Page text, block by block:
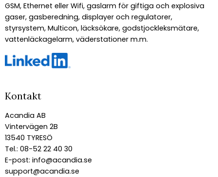
GSM, Ethernet eller Wifi, gaslarm för giftiga och explosiva
gaser, gasberedning, displayer och regulatorer,
styrsystem, Multicon, läcksökare, godstjockleksmätare,
vattenläckagelarm, väderstationer m.m.
Kontakt
Acandia AB
Vintervägen 2B
13540 TYRESÖ
Tel.: 08-52 22 40 30
E-post: info@acandia.se
support@acandia.se